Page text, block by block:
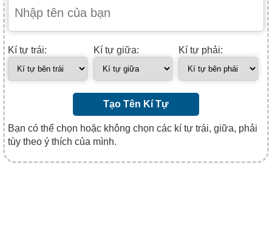
Kí tự trái: Kí tự giữa: Kí tự phải:
Tạo Tên Kí Tự
Bạn có thể chọn hoặc không chọn các kí tự trái, giữa, phải
tùy theo ý thích của mình.